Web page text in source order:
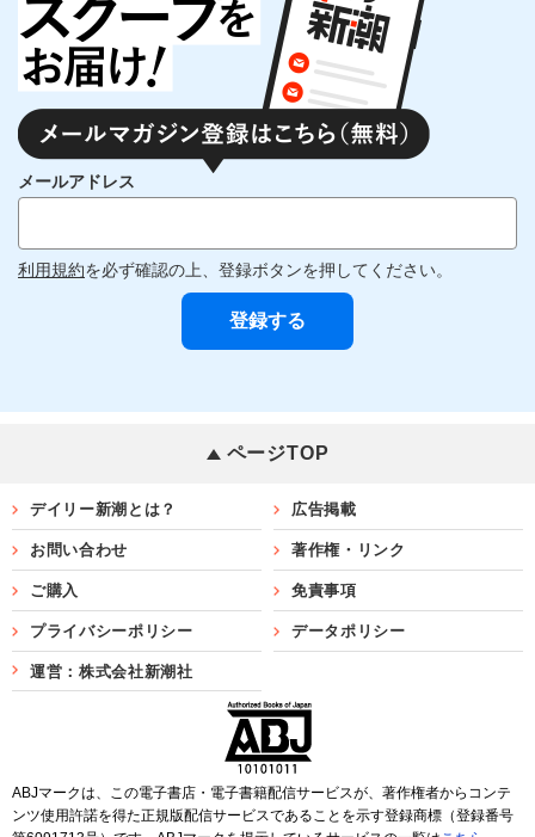
メールアドレス
利用規約を必ず確認の上、登録ボタンを押してください。
ページTOP
デイリー新潮とは？ 広告掲載
お問い合わせ 著作権・リンク
ご購入 免責事項
プライバシーポリシー データポリシー
運営：株式会社新潮社
ABJマークは、この電子書店・電子書籍配信サービスが、著作権者からコンテ
ンツ使用許諾を得た正規版配信サービスであることを示す登録商標（登録番号